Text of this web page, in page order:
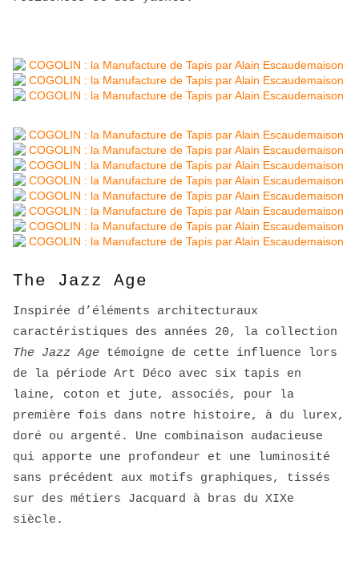
The Jazz Age
Inspirée d’éléments architecturaux
caractéristiques des années 20, la collection
The Jazz Age témoigne de cette influence lors
de la période Art Déco avec six tapis en
laine, coton et jute, associés, pour la
première fois dans notre histoire, à du lurex,
doré ou argenté. Une combinaison audacieuse
qui apporte une profondeur et une luminosité
sans précédent aux motifs graphiques, tissés
sur des métiers Jacquard à bras du XIXe
siècle.